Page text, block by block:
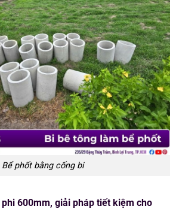
Bể phốt bằng cống bi
phi 600mm, giải pháp tiết kiệm cho